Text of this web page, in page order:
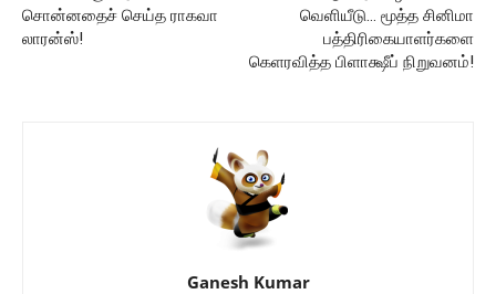
சொன்னதைச் செய்த ராகவா
லாரன்ஸ்!
வெளியீடு… மூத்த சினிமா
பத்திரிகையாளர்களை
கெளரவித்த பிளாக்ஷீப் நிறுவனம்!
Ganesh Kumar